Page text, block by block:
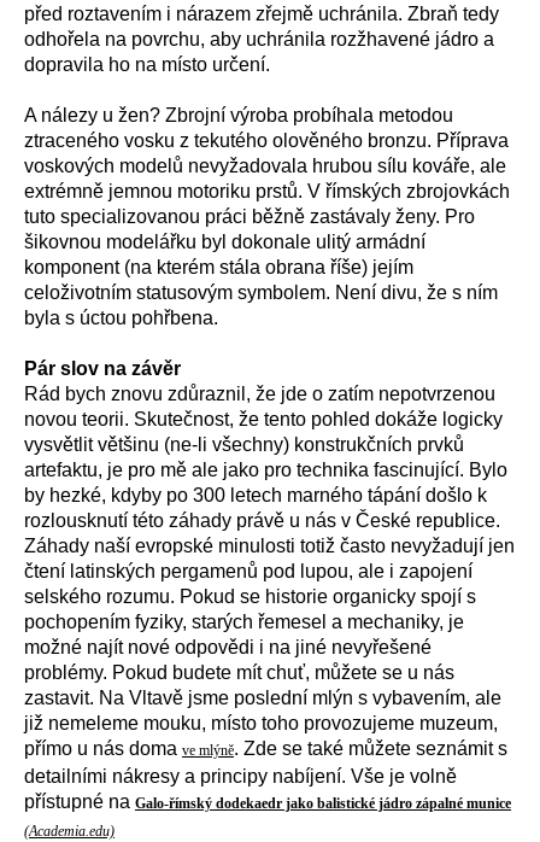
před roztavením i nárazem zřejmě uchránila. Zbraň tedy
odhořela na povrchu, aby uchránila rozžhavené jádro a
dopravila ho na místo určení.
A nálezy u žen? Zbrojní výroba probíhala metodou
ztraceného vosku z tekutého olověného bronzu. Příprava
voskových modelů nevyžadovala hrubou sílu kováře, ale
extrémně jemnou motoriku prstů. V římských zbrojovkách
tuto specializovanou práci běžně zastávaly ženy. Pro
šikovnou modelářku byl dokonale ulitý armádní
komponent (na kterém stála obrana říše) jejím
celoživotním statusovým symbolem. Není divu, že s ním
byla s úctou pohřbena.
Pár slov na závěr
Rád bych znovu zdůraznil, že jde o zatím nepotvrzenou
novou teorii. Skutečnost, že tento pohled dokáže logicky
vysvětlit většinu (ne-li všechny) konstrukčních prvků
artefaktu, je pro mě ale jako pro technika fascinující. Bylo
by hezké, kdyby po 300 letech marného tápání došlo k
rozlousknutí této záhady právě u nás v České republice.
Záhady naší evropské minulosti totiž často nevyžadují jen
čtení latinských pergamenů pod lupou, ale i zapojení
selského rozumu. Pokud se historie organicky spojí s
pochopením fyziky, starých řemesel a mechaniky, je
možné najít nové odpovědi i na jiné nevyřešené
problémy. Pokud budete mít chuť, můžete se u nás
zastavit. Na Vltavě jsme poslední mlýn s vybavením, ale
již nemeleme mouku, místo toho provozujeme muzeum,
přímo u nás doma ve mlýně. Zde se také můžete seznámit s
detailními nákresy a principy nabíjení. Vše je volně
přístupné na Galo-římský dodekaedr jako balistické jádro zápalné munice
(Academia.edu)